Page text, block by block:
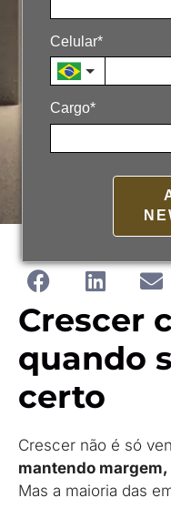
Celular*
Cargo*
Medir
melhor: o
Crescer
quando
certo
Crescer não é só
mantendo
Mas a maioria das